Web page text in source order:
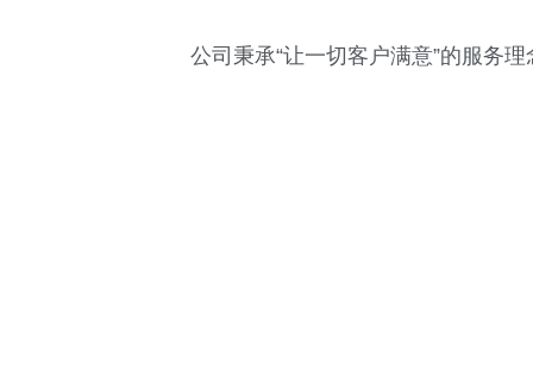
公司秉承“让一切客户满意”的服务